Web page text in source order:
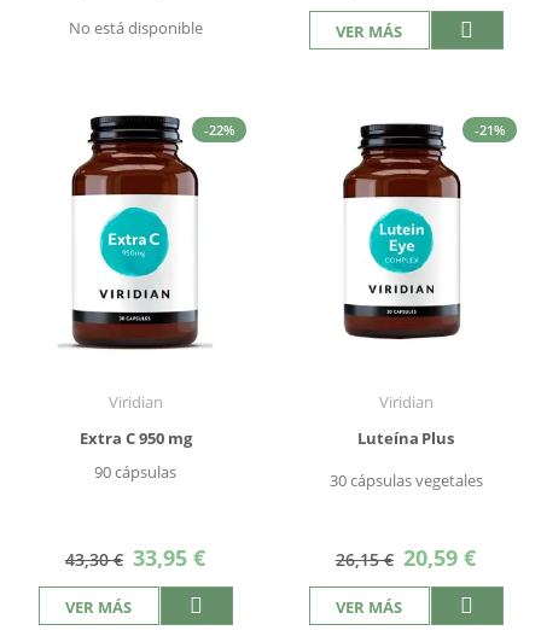
No está disponible VER MÁS
-22%
Viridian
Extra C 950 mg
90 cápsulas
43,30 € Precio
especial
33,95 €
VER MÁS
-21%
Viridian
Luteína Plus
30 cápsulas vegetales
26,15 € Precio
especial
20,59 €
VER MÁS